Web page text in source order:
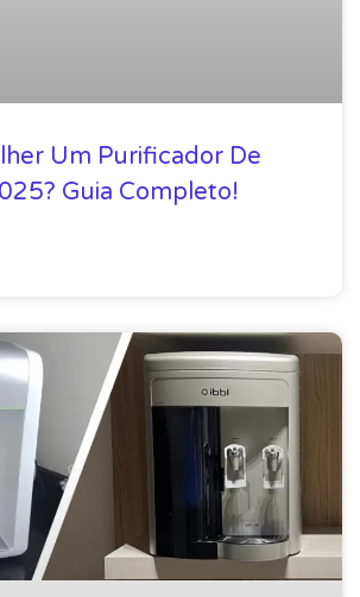
Um Purificador De
Guia Completo!